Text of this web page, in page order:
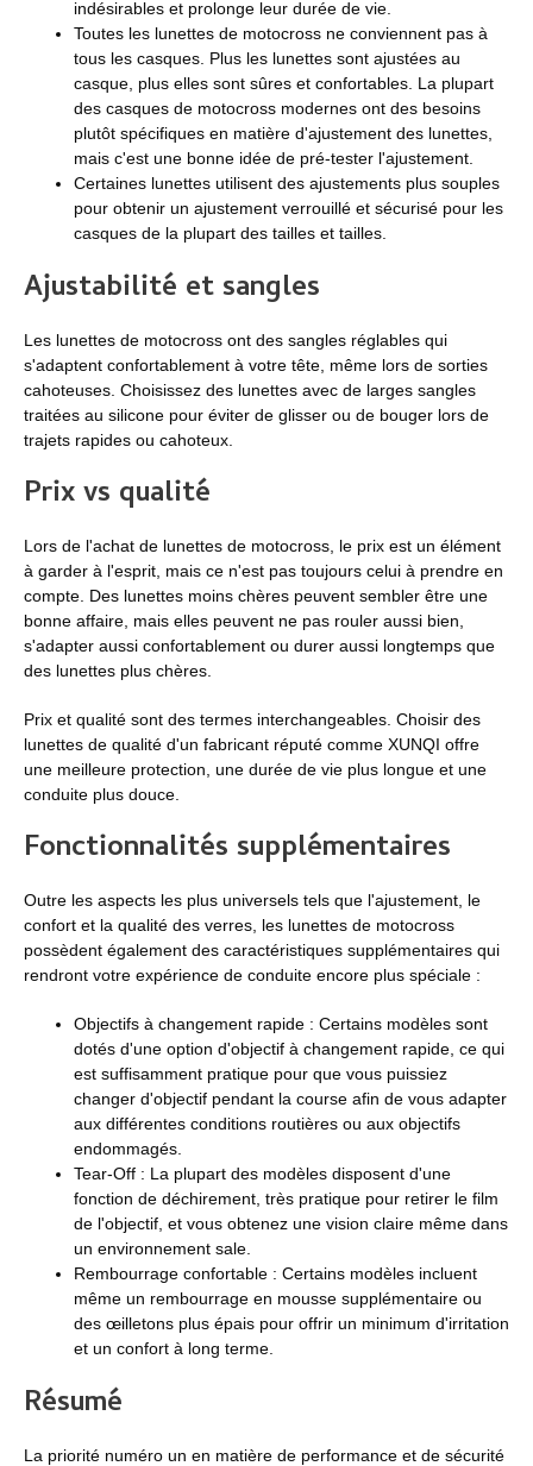
indésirables et prolonge leur durée de vie.
Toutes les lunettes de motocross ne conviennent pas à
tous les casques. Plus les lunettes sont ajustées au
casque, plus elles sont sûres et confortables. La plupart
des casques de motocross modernes ont des besoins
plutôt spécifiques en matière d'ajustement des lunettes,
mais c'est une bonne idée de pré-tester l'ajustement.
Certaines lunettes utilisent des ajustements plus souples
pour obtenir un ajustement verrouillé et sécurisé pour les
casques de la plupart des tailles et tailles.
Ajustabilité et sangles
Les lunettes de motocross ont des sangles réglables qui
s'adaptent confortablement à votre tête, même lors de sorties
cahoteuses. Choisissez des lunettes avec de larges sangles
traitées au silicone pour éviter de glisser ou de bouger lors de
trajets rapides ou cahoteux.
Prix ​​vs qualité
Lors de l'achat de lunettes de motocross, le prix est un élément
à garder à l'esprit, mais ce n'est pas toujours celui à prendre en
compte. Des lunettes moins chères peuvent sembler être une
bonne affaire, mais elles peuvent ne pas rouler aussi bien,
s'adapter aussi confortablement ou durer aussi longtemps que
des lunettes plus chères.
Prix ​​et qualité sont des termes interchangeables. Choisir des
lunettes de qualité d'un fabricant réputé comme XUNQI offre
une meilleure protection, une durée de vie plus longue et une
conduite plus douce.
Fonctionnalités supplémentaires
Outre les aspects les plus universels tels que l'ajustement, le
confort et la qualité des verres, les lunettes de motocross
possèdent également des caractéristiques supplémentaires qui
rendront votre expérience de conduite encore plus spéciale :
Objectifs à changement rapide : Certains modèles sont
dotés d'une option d'objectif à changement rapide, ce qui
est suffisamment pratique pour que vous puissiez
changer d'objectif pendant la course afin de vous adapter
aux différentes conditions routières ou aux objectifs
endommagés.
Tear-Off : La plupart des modèles disposent d'une
fonction de déchirement, très pratique pour retirer le film
de l'objectif, et vous obtenez une vision claire même dans
un environnement sale.
Rembourrage confortable : Certains modèles incluent
même un rembourrage en mousse supplémentaire ou
des œilletons plus épais pour offrir un minimum d'irritation
et un confort à long terme.
Résumé
La priorité numéro un en matière de performance et de sécurité